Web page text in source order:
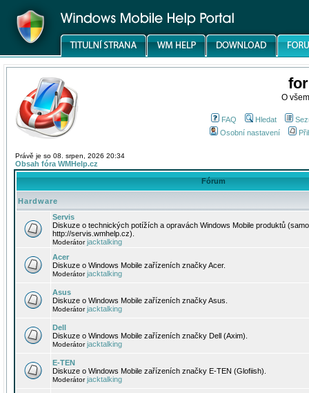
O
FAQ Hledat
Osobní nastavení
Právě je so 08. srpen, 2026 20:34
Obsah fóra WMHelp.cz
Fórum
Hardware
Servis
Diskuze o technických potížích a opravách Windows Mobile produktů
http://servis.wmhelp.cz).
Moderátorjacktalking
Acer
Diskuze o Windows Mobile zařízeních značky Acer.
Moderátorjacktalking
Asus
Diskuze o Windows Mobile zařízeních značky Asus.
Moderátorjacktalking
Dell
Diskuze o Windows Mobile zařízeních značky Dell (Axim).
Moderátorjacktalking
E-TEN
Diskuze o Windows Mobile zařízeních značky E-TEN (Glofiish).
Moderátorjacktalking